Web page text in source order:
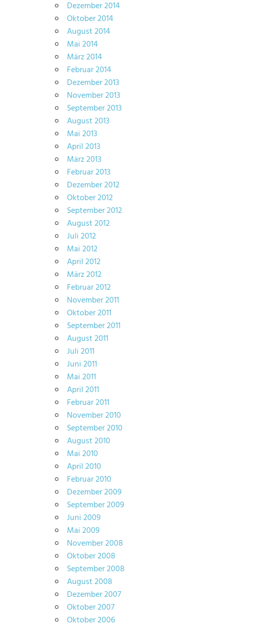
Dezember 2014
Oktober 2014
August 2014
Mai 2014
März 2014
Februar 2014
Dezember 2013
November 2013
September 2013
August 2013
Mai 2013
April 2013
März 2013
Februar 2013
Dezember 2012
Oktober 2012
September 2012
August 2012
Juli 2012
Mai 2012
April 2012
März 2012
Februar 2012
November 2011
Oktober 2011
September 2011
August 2011
Juli 2011
Juni 2011
Mai 2011
April 2011
Februar 2011
November 2010
September 2010
August 2010
Mai 2010
April 2010
Februar 2010
Dezember 2009
September 2009
Juni 2009
Mai 2009
November 2008
Oktober 2008
September 2008
August 2008
Dezember 2007
Oktober 2007
Oktober 2006